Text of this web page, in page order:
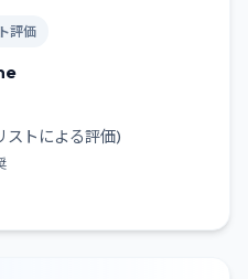
評価
ストによる評価)